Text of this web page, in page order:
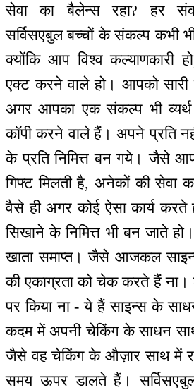
सेवा का बैलेन्स रहा? हर
सर्विसएबुल बच्चों के संकल्प कभी भी
क्योंकि आप विश्व कल्याणकारी
एक्ट करने वाले हो। आपको सारी
अगर आपका एक संकल्प भी
कॉपी करने वाले हैं। अपने प्रति
के प्रति निमित्त बन गये। जैसे
गिफ्ट मिलती है, अनेकों की सेवा
वैसे ही अगर कोई ऐसा कार्य करते
सिखाने के निमित्त भी बन जाते
खाता समाप्त। जैसे आजकल
की एकाग्रता को चेक करते हैं ना।
पर किया ना - ये हैं साइन्स के
कदम में अपनी चेकिंग के साधन
जैसे वह चेकिंग के औज़ार साथ में
समय ऊपर डालते हैं।